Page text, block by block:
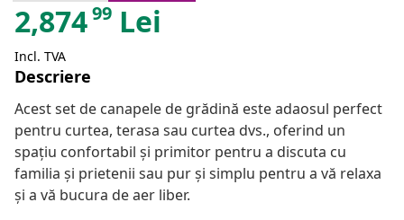
2,87499 Lei
Incl. TVA
Descriere
Acest set de canapele de grădină este adaosul perfect
pentru curtea, terasa sau curtea dvs., oferind un
spațiu confortabil și primitor pentru a discuta cu
familia și prietenii sau pur și simplu pentru a vă relaxa
și a vă bucura de aer liber.